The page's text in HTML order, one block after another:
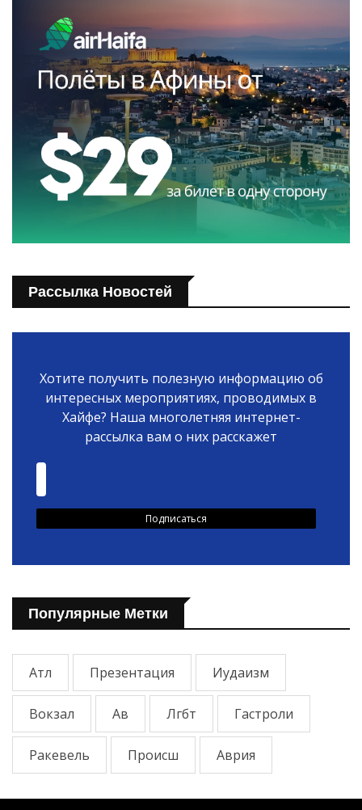
Рассылка Новостей
Хотите получить полезную информацию об
интересных мероприятиях, проводимых в
Хайфе? Наша многолетняя интернет-
рассылка вам о них расскажет
Популярные Метки
Атл Презентация Иудаизм
Вокзал Ав Лгбт Гастроли
Ракевель Происш Аврия